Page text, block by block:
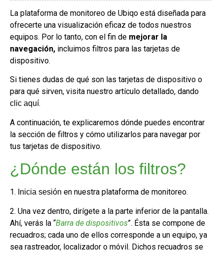
La plataforma de monitoreo de Ubiqo está diseñada para
ofrecerte una visualización eficaz de todos nuestros
equipos. Por lo tanto, con el fin de mejorar la
navegación, incluimos filtros para las tarjetas de
dispositivo.
Si tienes dudas de qué son las tarjetas de dispositivo o
para qué sirven, visita nuestro artículo detallado, dando
clic aquí.
A continuación, te explicaremos dónde puedes encontrar
la sección de filtros y cómo utilizarlos para navegar por
tus tarjetas de dispositivo.
¿Dónde están los filtros?
1. Inicia sesión en nuestra plataforma de monitoreo.
2. Una vez dentro, dirígete a la parte inferior de la pantalla.
Ahí, verás la “Barra de dispositivos”. Ésta se compone de
recuadros; cada uno de ellos corresponde a un equipo, ya
sea rastreador, localizador o móvil. Dichos recuadros se